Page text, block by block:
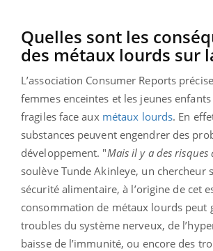
Quelles sont les
des métaux lourds sur
L’association Consumer Reports
femmes enceintes et les jeunes
fragiles face aux métaux lourds. En
substances peuvent engendrer des
développement. "Mais il y a des risques
soulève Tunde Akinleye, un chercheur
sécurité alimentaire, à l’origine de cet
consommation de métaux lourds peut
troubles du système nerveux, de
baisse de l’immunité, ou encore des